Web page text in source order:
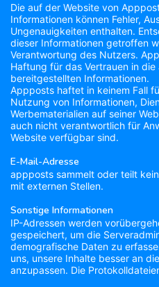
Die auf der Website von
Informationen können Fehler,
Ungenauigkeiten enthalten.
dieser Informationen getroffen
Verantwortung des Nutzers.
Haftung für das Vertrauen in die
bereitgestellten Informationen.
Appposts haftet in keinem Fall
Nutzung von Informationen,
Werbematerialien auf seiner
auch nicht verantwortlich für
Website verfügbar sind.
E-Mail-Adresse
appposts sammelt oder teilt
mit externen Stellen.
Sonstige Informationen
IP-Adressen werden
gespeichert, um die
demografische Daten zu
uns, unsere Inhalte besser an
anzupassen. Die